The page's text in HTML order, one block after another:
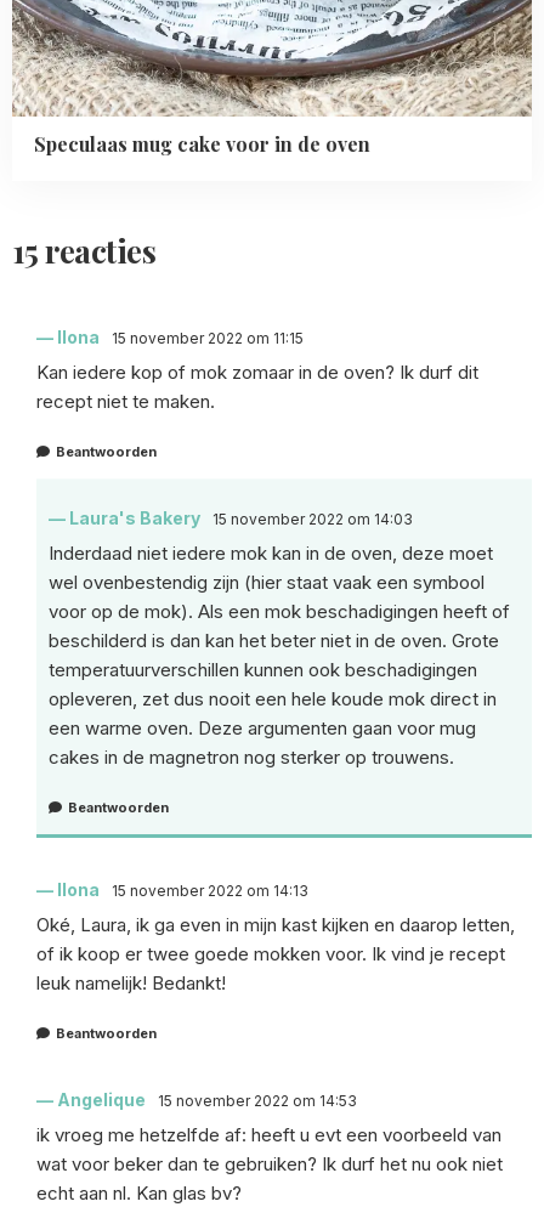
Speculaas mug cake voor in de oven
15 reacties
Ilona 15 november 2022 om 11:15
Kan iedere kop of mok zomaar in de oven? Ik durf dit
recept niet te maken.
Beantwoorden
Laura's Bakery 15 november 2022 om 14:03
Inderdaad niet iedere mok kan in de oven, deze moet
wel ovenbestendig zijn (hier staat vaak een symbool
voor op de mok). Als een mok beschadigingen heeft of
beschilderd is dan kan het beter niet in de oven. Grote
temperatuurverschillen kunnen ook beschadigingen
opleveren, zet dus nooit een hele koude mok direct in
een warme oven. Deze argumenten gaan voor mug
cakes in de magnetron nog sterker op trouwens.
Beantwoorden
Ilona 15 november 2022 om 14:13
Oké, Laura, ik ga even in mijn kast kijken en daarop letten,
of ik koop er twee goede mokken voor. Ik vind je recept
leuk namelijk! Bedankt!
Beantwoorden
Angelique 15 november 2022 om 14:53
ik vroeg me hetzelfde af: heeft u evt een voorbeeld van
wat voor beker dan te gebruiken? Ik durf het nu ook niet
echt aan nl. Kan glas bv?